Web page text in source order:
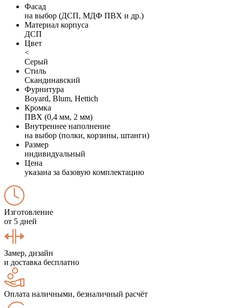
Фасад
на выбор (ДСП, МДФ ПВХ и др.)
Материал корпуса
ДСП
Цвет
<
Серый
Стиль
Скандинавский
Фурнитура
Boyard, Blum, Hettich
Кромка
ПВХ (0,4 мм, 2 мм)
Внутреннее наполнение
на выбор (полки, корзины, штанги)
Размер
индивидуальный
Цена
указана за базовую комплектацию
Изготовление
от 5 дней
Замер, дизайн
и доставка бесплатно
Оплата наличными, безналичный расчёт